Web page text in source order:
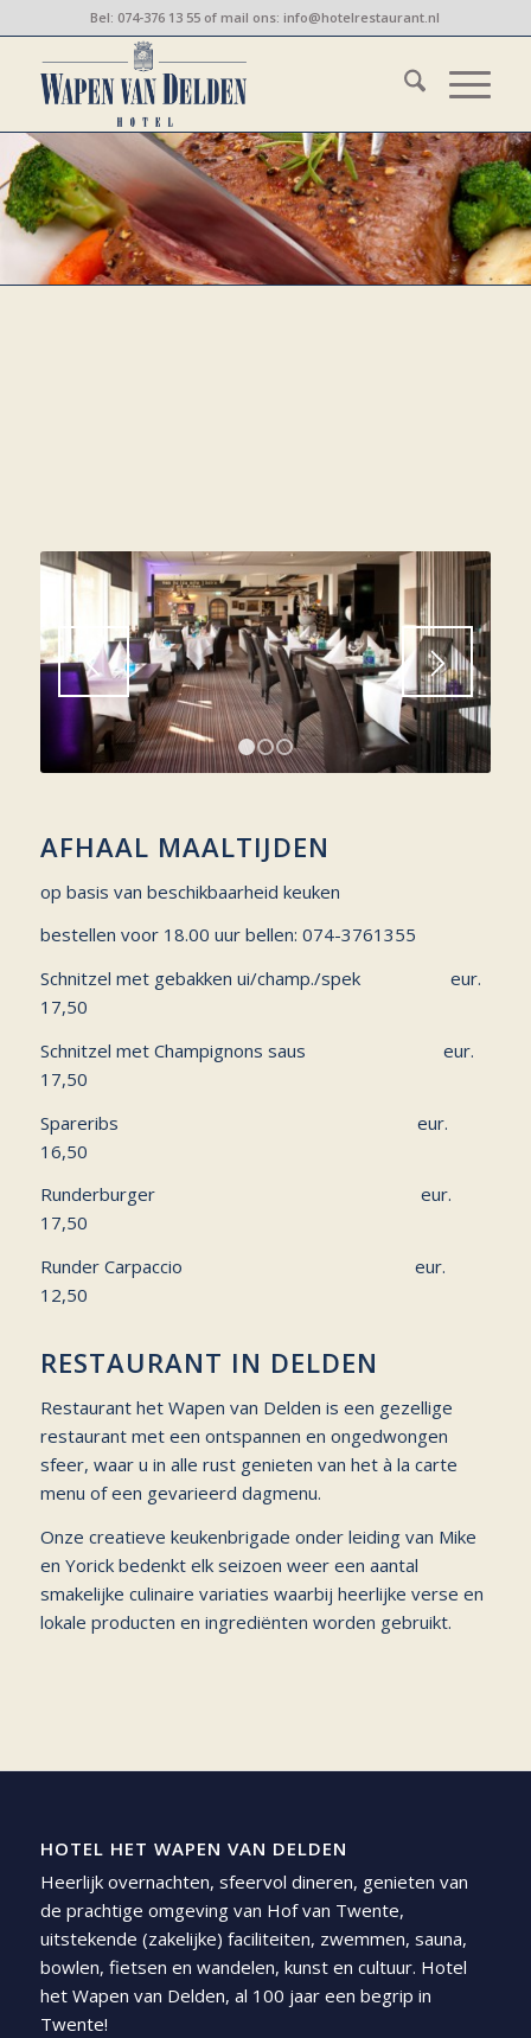
Bel: 074-376 13 55 of mail ons:info@hotelrestaurant.nl
1 2 3
AFHAAL MAALTIJDEN
op basis van beschikbaarheid keuken
bestellen voor 18.00 uur bellen: 074-3761355
Schnitzel met gebakken ui/champ./spek eur.
17,50
Schnitzel met Champignons saus eur.
17,50
Spareribs eur.
16,50
Runderburger eur.
17,50
Runder Carpaccio eur.
12,50
RESTAURANT IN DELDEN
Restaurant het Wapen van Delden is een gezellige
restaurant met een ontspannen en ongedwongen
sfeer, waar u in alle rust genieten van het à la carte
menu of een gevarieerd dagmenu.
Onze creatieve keukenbrigade onder leiding van Mike
en Yorick bedenkt elk seizoen weer een aantal
smakelijke culinaire variaties waarbij heerlijke verse en
lokale producten en ingrediënten worden gebruikt.
HOTEL HET WAPEN VAN DELDEN
Heerlijk overnachten, sfeervol dineren, genieten van
de prachtige omgeving van Hof van Twente,
uitstekende (zakelijke) faciliteiten, zwemmen, sauna,
bowlen, fietsen en wandelen, kunst en cultuur. Hotel
het Wapen van Delden, al 100 jaar een begrip in
Twente!